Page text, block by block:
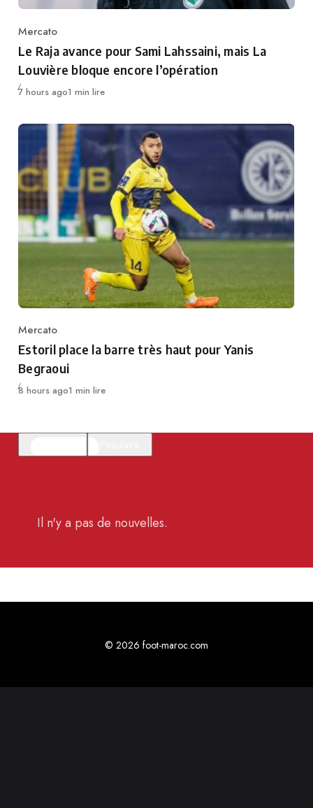
Category
Mercato
Le Raja avance pour Sami Lahssaini, mais La
Louvière bloque encore l’opération
Publié
7 hours ago1 min lire
Category
Mercato
Estoril place la barre très haut pour Yanis
Begraoui
Publié
8 hours ago1 min lire
Il n'y a pas de nouvelles.
© 2026 foot-maroc.com